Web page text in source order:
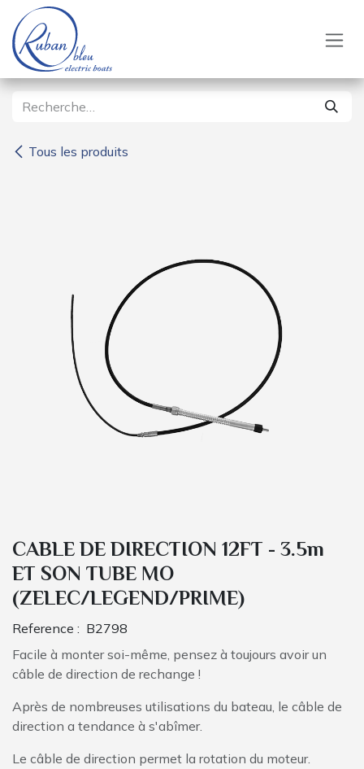
Se rendre au contenu
Tous les produits
CABLE DE DIRECTION 12FT - 3.5m
ET SON TUBE MO
(ZELEC/LEGEND/PRIME)
Reference : B2798
Facile à monter soi-même, pensez à toujours avoir un
câble de direction de rechange !
Après de nombreuses utilisations du bateau, le câble de
direction a tendance à s'abîmer.
Le câble de direction permet la rotation du moteur.